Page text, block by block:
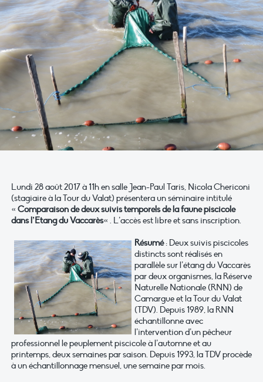
Lundi 28 août 2017 à 11h en salle Jean-Paul Taris, Nicola Chericoni
(stagiaire à la Tour du Valat) présentera un séminaire intitulé
« Comparaison de deux suivis temporels de la faune piscicole
dans l’Etang du Vaccarès« . L’accès est libre et sans inscription.
Résumé: Deux suivis piscicoles
distincts sont réalisés en
parallèle sur l’étang du Vaccarès
par deux organismes, la Réserve
Naturelle Nationale (RNN) de
Camargue et la Tour du Valat
(TDV). Depuis 1989, la RNN
échantillonne avec
l’intervention d’un pêcheur
professionnel le peuplement piscicole à l’automne et au
printemps, deux semaines par saison. Depuis 1993, la TDV procède
à un échantillonnage mensuel, une semaine par mois.